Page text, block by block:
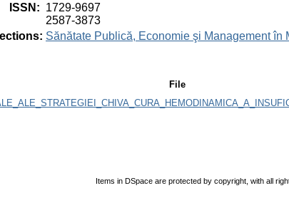
ISSN : 1729-9697
2587-3873
Sănătate Publică, Economie şi Management în
File
Items in DSpace are protected by copyright, with all